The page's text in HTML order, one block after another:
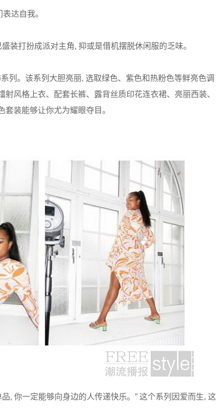
达自我。
装打扮成派对主角, 抑或是借机摆脱休闲服的乏味。
列。该系列大胆亮丽, 选取绿色、紫色和热粉色等鲜亮色调
风格上衣、配套长裤、露背丝质印花连衣裙、亮丽西装、
装能够让你尤为耀眼夺目。
, 你一定能够向身边的人传递快乐。” 这个系列因爱而生, 这